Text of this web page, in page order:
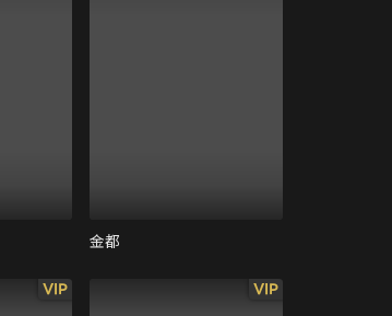
金都
VIP VIP